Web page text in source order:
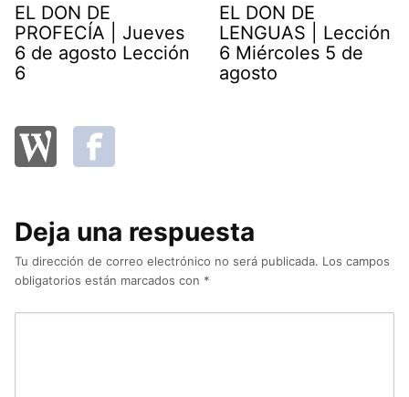
EL DON DE
PROFECÍA | Jueves
6 de agosto Lección
6
EL DON DE
LENGUAS | Lección
6 Miércoles 5 de
agosto
Deja una respuesta
Tu dirección de correo electrónico no será publicada. Los campos
obligatorios están marcados con *